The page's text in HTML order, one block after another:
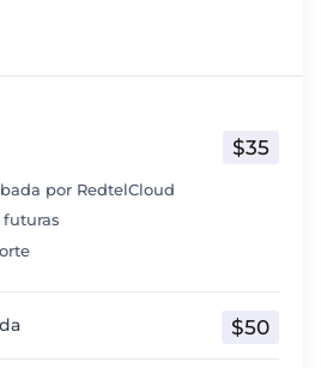
$35
por RedtelCloud
$50